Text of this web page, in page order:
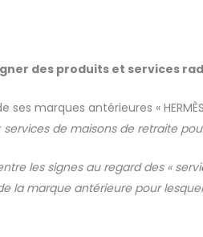
des produits et services
marques antérieures «
de maisons de retraite
les signesau regard des «
la marque antérieure pour